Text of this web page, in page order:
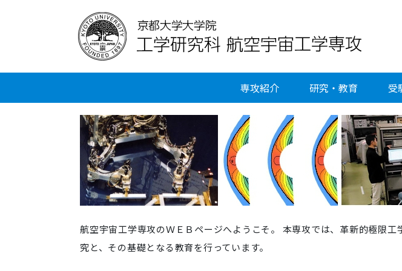
専攻紹介 研究・教育 受
航空宇宙工学専攻のＷＥＢページへようこそ。 本専攻では、革新的極限
究と、その基礎となる教育を行っています。